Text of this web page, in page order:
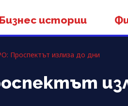
Бизнес истории
Проспектът излиза до дни